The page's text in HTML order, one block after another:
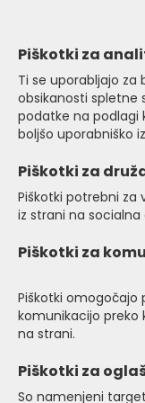
Vizija
Dedkova delavnica
so znova in znova
jim izdeloval.
omogoča izdelavo
sestavljanke za igro
VizijaDedkove
izdelovanje
sestavljank z
sestavljanke so
preživeli prosti čas
Dedkova delavnica
Piškotki za
Ti se uporabljajo za
obsikanosti spletne
podatke na podlagi
boljšo uporabniško
Piškotki za
Piškotki potrebni za
iz strani na socialna
Piškotki za
Piškotki omogočajo
komunikacijo preko
na strani.
Piškotki za
So namenjeni